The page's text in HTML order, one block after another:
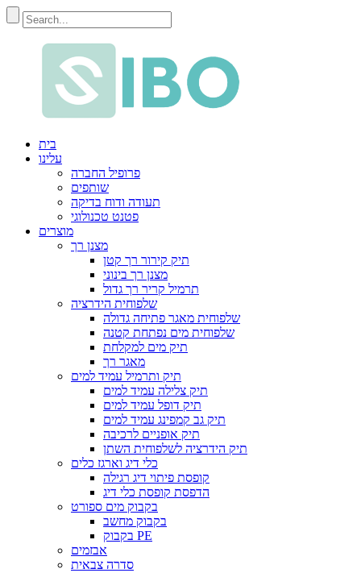
בית
עלינו
פרופיל החברה
שותפים
תעודה ודוח בדיקה
פטנט טכנולוגי
מוצרים
מצנן רך
תיק קירור רך קטן
מצנן רך בינוני
תרמיל קריר רך גדול
שלפוחית ​​​​הידרציה
שלפוחית ​​מאגר פתיחה גדולה
שלפוחית ​​מים נפתחת קטנה
תיק מים למקלחת
מאגר רך
תיק ותרמיל עמיד למים
תיק צלילה עמיד למים
תיק דופל עמיד למים
תיק גב קמפינג עמיד למים
תיק אופניים לרכיבה
תיק הידרציה לשלפוחית ​​השתן
כלי דיג וארגז כלים
קופסת פיתוי דיג רגילה
הדפסת קופסת כלי דיג
בקבוק מים ספורט
בקבוק מחשב
בקבוק PE
אבזמים
סדרה צבאית